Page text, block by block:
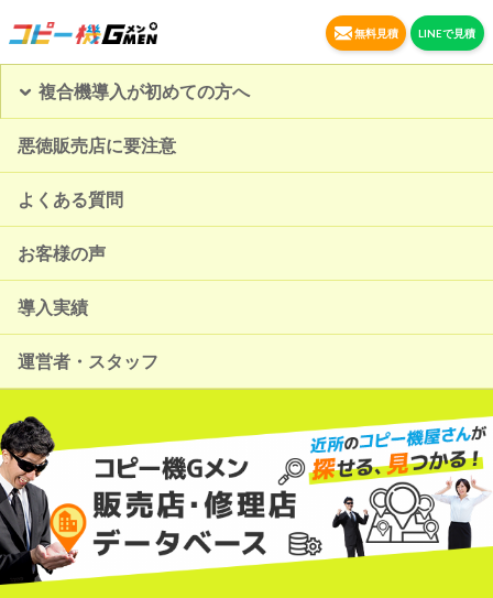
無料見積 LINEで見積
複合機導入が初めての方へ
悪徳販売店に要注意
よくある質問
お客様の声
導入実績
運営者・スタッフ